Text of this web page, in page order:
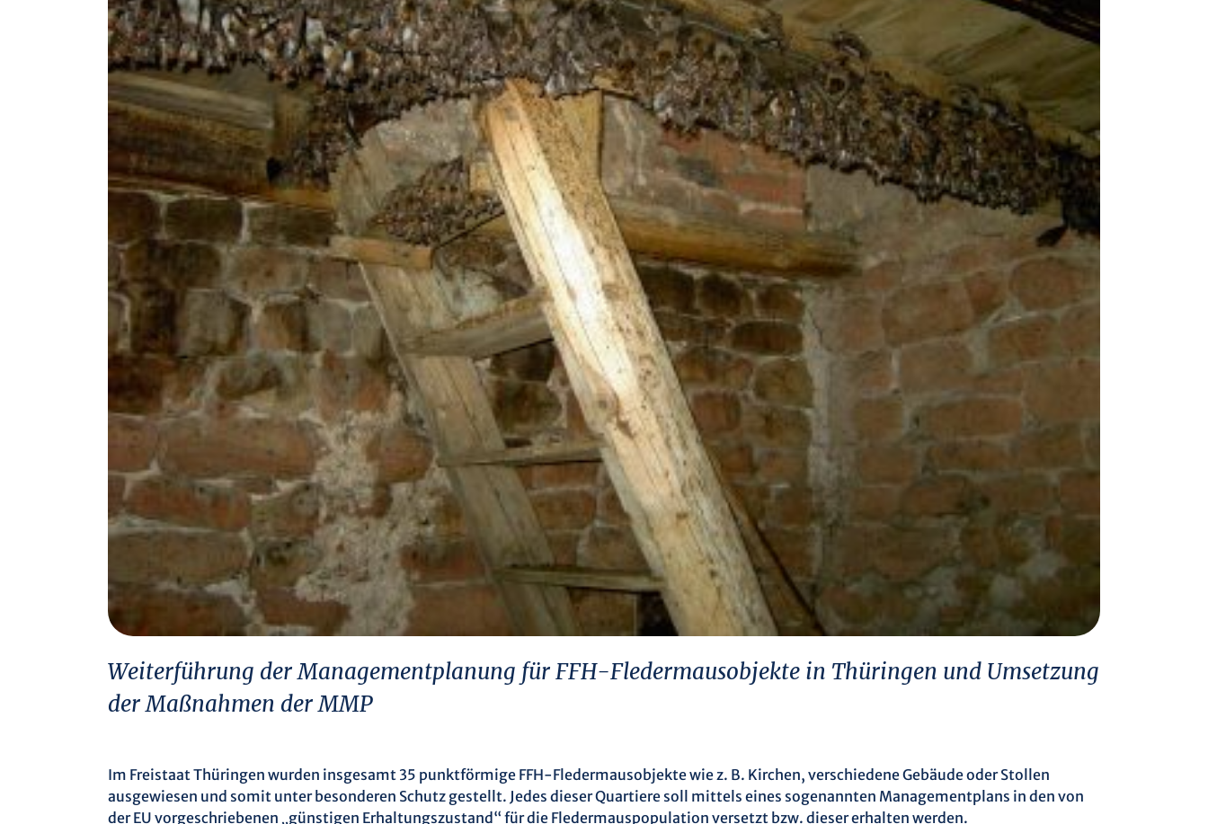
Weiterführung der Managementplanung für FFH-Fledermausobjekte in Thüringen und Umsetzung
der Maßnahmen der MMP
Im Freistaat Thüringen wurden insgesamt 35 punktförmige FFH-Fledermausobjekte wie z. B. Kirchen, verschiedene Gebäude oder Stollen
ausgewiesen und somit unter besonderen Schutz gestellt. Jedes dieser Quartiere soll mittels eines sogenannten Managementplans in den von
der EU vorgeschriebenen „günstigen Erhaltungszustand“ für die Fledermauspopulation versetzt bzw. dieser erhalten werden.